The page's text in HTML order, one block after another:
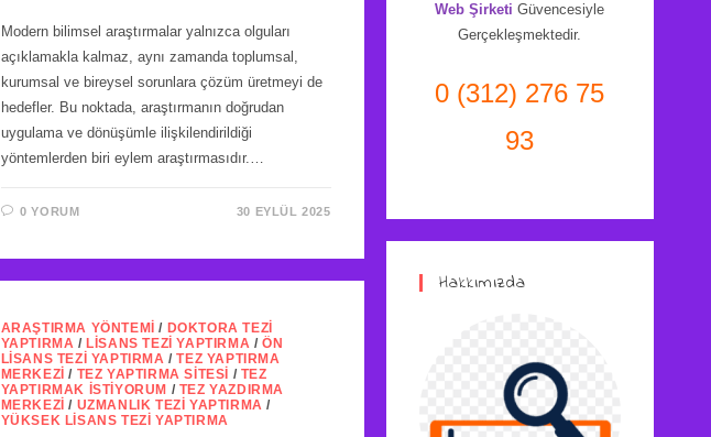
Modern bilimsel araştırmalar yalnızca olguları
açıklamakla kalmaz, aynı zamanda toplumsal,
kurumsal ve bireysel sorunlara çözüm üretmeyi de
hedefler. Bu noktada, araştırmanın doğrudan
uygulama ve dönüşümle ilişkilendirildiği
yöntemlerden biri eylem araştırmasıdır.…
0 YORUM 30 EYLÜL 2025
ARAŞTIRMA YÖNTEMI / DOKTORA TEZI
YAPTIRMA / LISANS TEZI YAPTIRMA /ÖN
LISANS TEZI YAPTIRMA /TEZ YAPTIRMA
MERKEZI / TEZ YAPTIRMA SITESI / TEZ
YAPTIRMAK İSTIYORUM / TEZ YAZDIRMA
MERKEZI / UZMANLIK TEZI YAPTIRMA /
YÜKSEK LISANS TEZI YAPTIRMA
Web ŞirketiGüvencesiyle
Gerçekleşmektedir.
0 (312) 276 75
93
Hakkımızda